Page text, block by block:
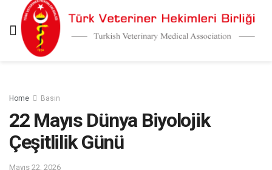
Home Basın
22 Mayıs Dünya Biyolojik
Çeşitlilik Günü
Mayıs 22, 2026